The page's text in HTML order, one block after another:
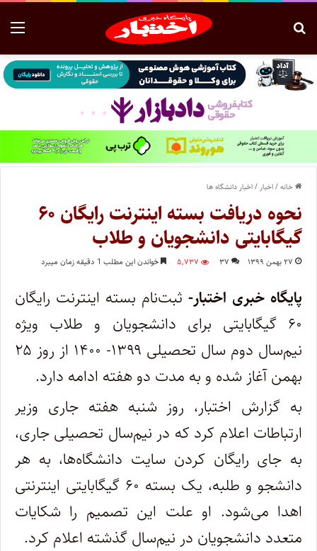
خانه/اخبار /اخبار دانشگاه ها
نحوه دریافت بسته اینترنت رایگان ۶۰
گیگابایتی دانشجویان و طلاب
۲۷ بهمن ۱۳۹۹ ۳۷ ۵,۷۳۷ خواندن این مطلب 1 دقیقه زمان میبرد
پایگاه خبری اختبار- ثبت‌نام بسته اینترنت رایگان
۶۰ گیگابایتی برای دانشجویان و طلاب ویژه
نیم‌سال دوم سال تحصیلی ۱۳۹۹- ۱۴۰۰ از روز ۲۵
بهمن آغاز شده و به مدت دو هفته ادامه دارد.
به گزارش اختبار، روز شنبه هفته جاری وزیر
ارتباطات اعلام کرد که در نیم‌سال تحصیلی جاری،
به جای رایگان کردن سایت دانشگاه‌ها، به هر
دانشجو و طلبه، یک بسته ۶۰ گیگابایتی اینترنتی
اهدا می‌شود. او علت این تصمیم را شکایات‌
متعدد دانشجویان در نیم‌سال گذشته اعلام کرد.